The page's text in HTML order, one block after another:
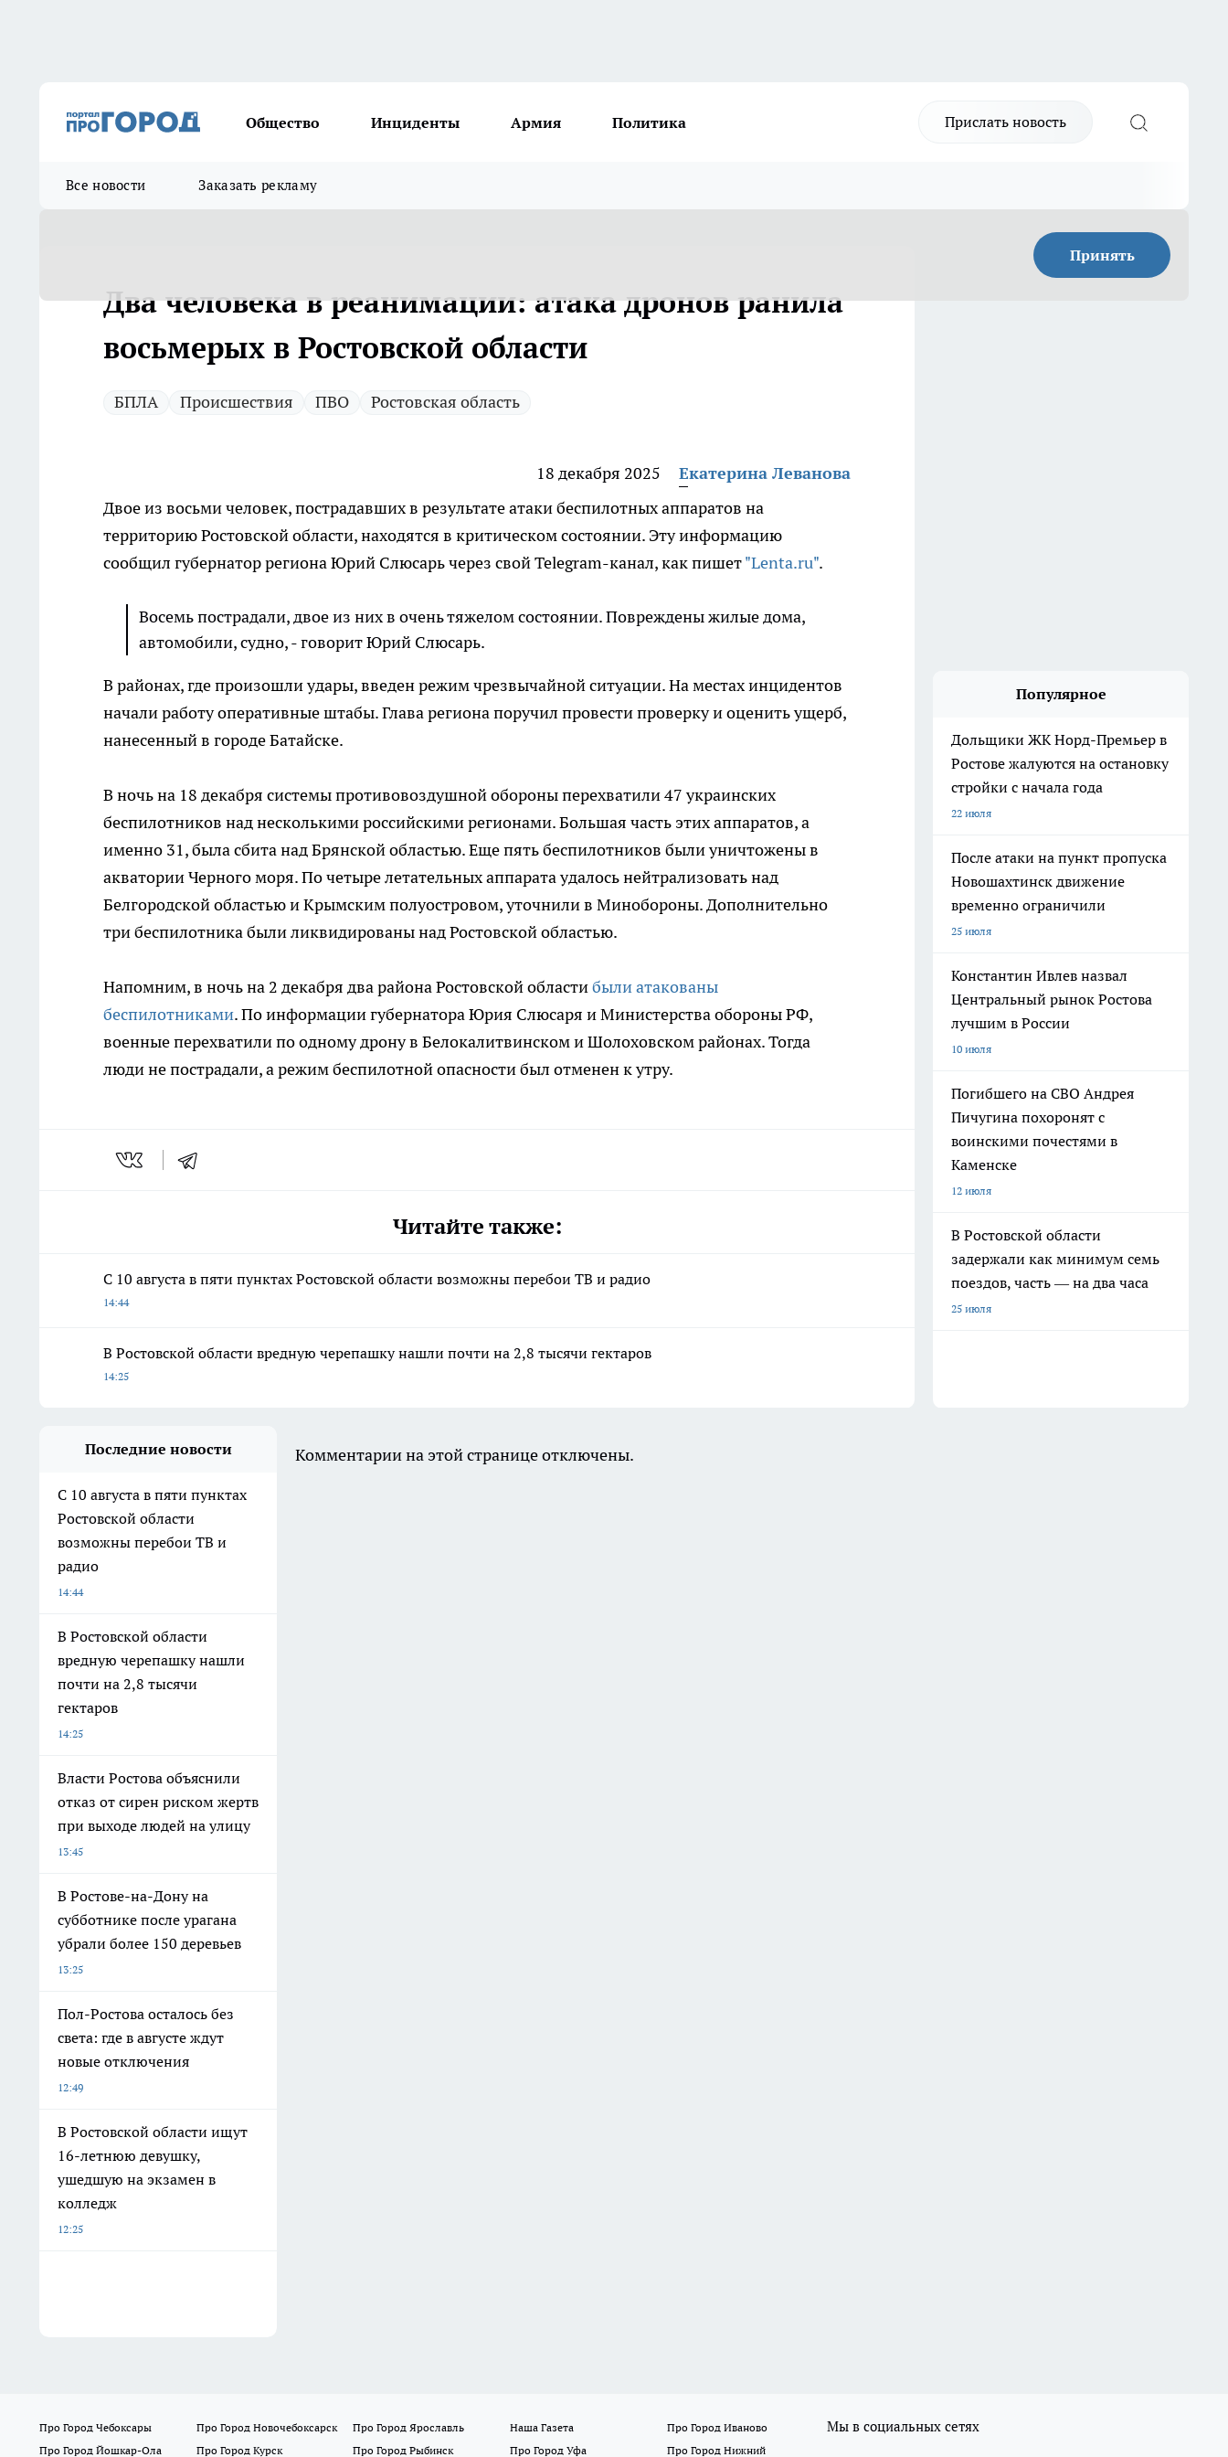
Общество Инциденты Армия Политика Прислать новость
Все новости Заказать рекламу
Принять
Два человека в реанимации: атака дронов ранила
восьмерых в Ростовской области
БПЛА Происшествия ПВО Ростовская область
18 декабря 2025
Екатерина Леванова
Двое из восьми человек, пострадавших в результате атаки беспилотных аппаратов на
территорию Ростовской области, находятся в критическом состоянии. Эту информацию
сообщил губернатор региона Юрий Слюсарь через свой Telegram-канал, как пишет"Lenta.ru".
Восемь пострадали, двое из них в очень тяжелом состоянии. Повреждены жилые дома,
автомобили, судно, - говорит Юрий Слюсарь.
В районах, где произошли удары, введен режим чрезвычайной ситуации. На местах инцидентов
начали работу оперативные штабы. Глава региона поручил провести проверку и оценить ущерб,
нанесенный в городе Батайске.
В ночь на 18 декабря системы противовоздушной обороны перехватили 47 украинских
беспилотников над несколькими российскими регионами. Большая часть этих аппаратов, а
именно 31, была сбита над Брянской областью. Еще пять беспилотников были уничтожены в
акватории Черного моря. По четыре летательных аппарата удалось нейтрализовать над
Белгородской областью и Крымским полуостровом, уточнили в Минобороны. Дополнительно
три беспилотника были ликвидированы над Ростовской областью.
Напомним, в ночь на 2 декабря два района Ростовской областибыли атакованы
беспилотниками. По информации губернатора Юрия Слюсаря и Министерства обороны РФ,
военные перехватили по одному дрону в Белокалитвинском и Шолоховском районах. Тогда
люди не пострадали, а режим беспилотной опасности был отменен к утру.
Читайте также:
С 10 августа в пяти пунктах Ростовской области возможны перебои ТВ и радио
14:44
В Ростовской области вредную черепашку нашли почти на 2,8 тысячи гектаров
14:25
Популярное
Дольщики ЖК Норд-Премьер в
Ростове жалуются на остановку
стройки с начала года
22 июля
После атаки на пункт пропуска
Новошахтинск движение
временно ограничили
25 июля
Константин Ивлев назвал
Центральный рынок Ростова
лучшим в России
10 июля
Погибшего на СВО Андрея
Пичугина похоронят с
воинскими почестями в
Каменске
12 июля
В Ростовской области
задержали как минимум семь
поездов, часть — на два часа
25 июля
Последние новости
С 10 августа в пяти пунктах
Ростовской области
возможны перебои ТВ и
радио
14:44
В Ростовской области
вредную черепашку нашли
почти на 2,8 тысячи
гектаров
14:25
Власти Ростова объяснили
отказ от сирен риском жертв
при выходе людей на улицу
13:45
В Ростове-на-Дону на
субботнике после урагана
убрали более 150 деревьев
13:25
Пол-Ростова осталось без
света: где в августе ждут
новые отключения
12:49
В Ростовской области ищут
16-летнюю девушку,
ушедшую на экзамен в
колледж
12:25
Комментарии на этой странице отключены.
Про Город Чебоксары Про Город Новочебоксарск Про Город Ярославль Наша Газета
Про Город Иваново
Про Город Йошкар-Ола
Про Город Курск Про Город Рыбинск Про Город Уфа Про Город Нижний
Мы в социальных сетях